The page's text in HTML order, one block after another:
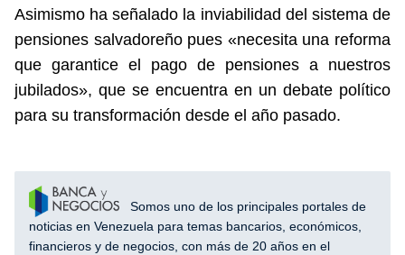
Asimismo ha señalado la inviabilidad del sistema de
pensiones salvadoreño pues «necesita una reforma
que garantice el pago de pensiones a nuestros
jubilados», que se encuentra en un debate político
para su transformación desde el año pasado.
Somos uno de los principales portales de
noticias en Venezuela para temas bancarios, económicos,
financieros y de negocios, con más de 20 años en el